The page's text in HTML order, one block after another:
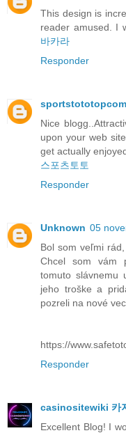
This design is
reader amused. I
바카라
Responder
sportstototopcom
Nice
upon your web
get actually
스포츠토토
Responder
Unknown 05
Bol som veľmi
Chcel som vám
tomuto slávnemu
jeho troške a
pozreli na nové
https://
Responder
casinositewiki 카
Excellent Blog! I